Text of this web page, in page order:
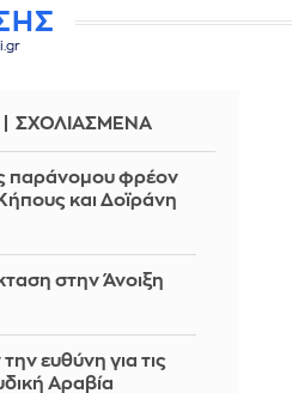
ΣΧΟΛΙΑΣΜΕΝΑ
παράνομου φρέον
και Δοϊράνη
στην Άνοιξη
ευθύνη για τις
Αραβία